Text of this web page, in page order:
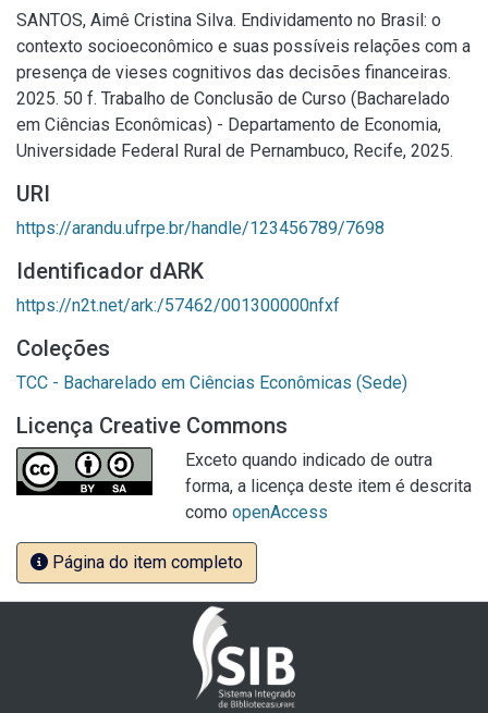
SANTOS, Aimê Cristina Silva. Endividamento no Brasil: o
contexto socioeconômico e suas possíveis relações com a
presença de vieses cognitivos das decisões financeiras.
2025. 50 f. Trabalho de Conclusão de Curso (Bacharelado
em Ciências Econômicas) - Departamento de Economia,
Universidade Federal Rural de Pernambuco, Recife, 2025.
URI
https://arandu.ufrpe.br/handle/123456789/7698
Identificador dARK
https://n2t.net/ark:/57462/001300000nfxf
Coleções
TCC - Bacharelado em Ciências Econômicas (Sede)
Licença Creative Commons
Exceto quando indicado de outra
forma, a licença deste item é descrita
como openAccess
Página do item completo